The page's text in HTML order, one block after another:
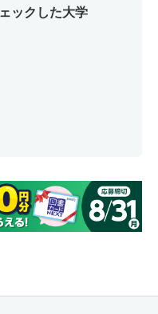
ックした大学